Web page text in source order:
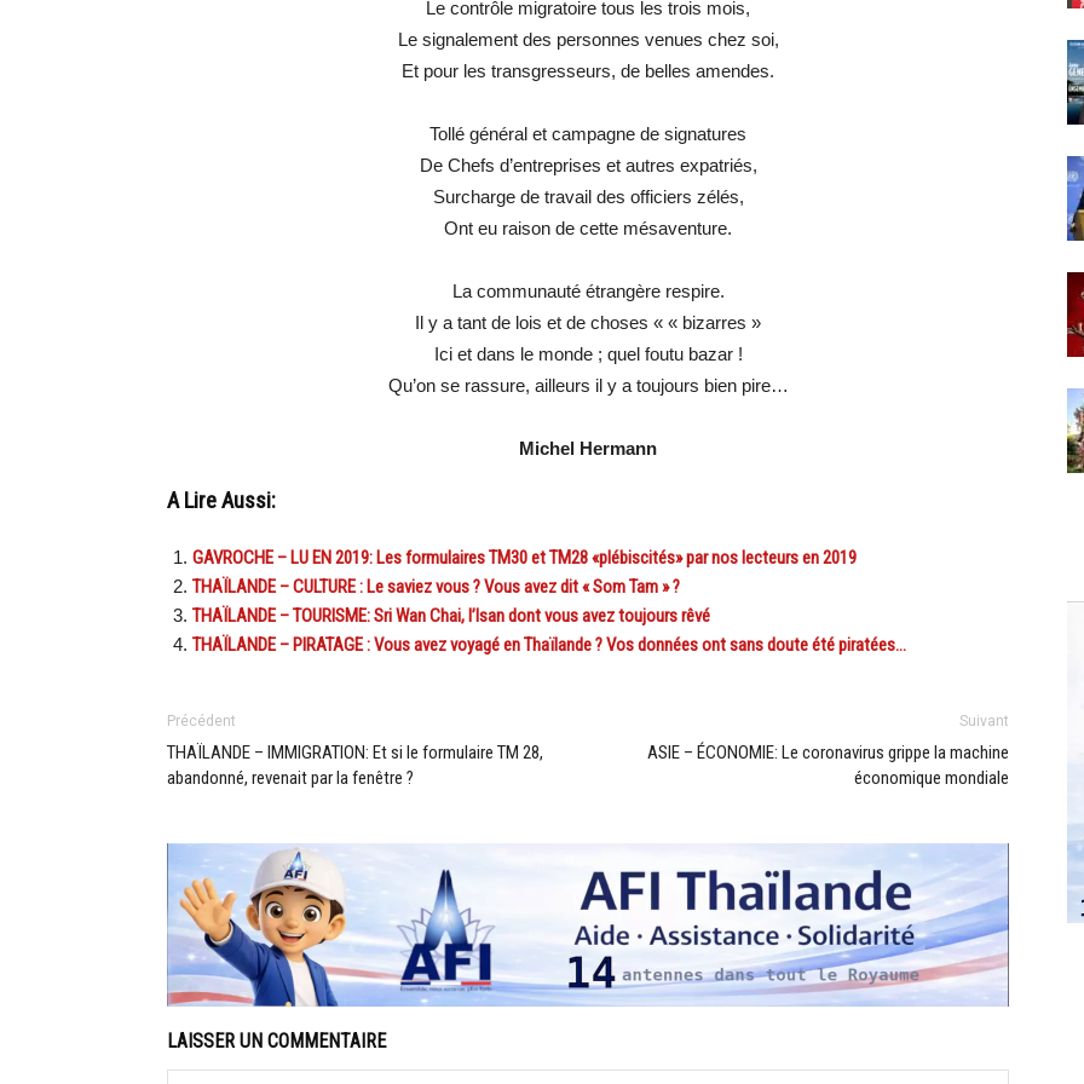
Le contrôle migratoire tous les trois mois,
Le signalement des personnes venues chez soi,
Et pour les transgresseurs, de belles amendes.
Tollé général et campagne de signatures
De Chefs d’entreprises et autres expatriés,
Surcharge de travail des officiers zélés,
Ont eu raison de cette mésaventure.
La communauté étrangère respire.
Il y a tant de lois et de choses « « bizarres »
Ici et dans le monde ; quel foutu bazar !
Qu’on se rassure, ailleurs il y a toujours bien pire…
Michel Hermann
A Lire Aussi:
GAVROCHE – LU EN 2019: Les formulaires TM30 et TM28 «plébiscités» par nos lecteurs en 2019
THAÏLANDE – CULTURE : Le saviez vous ? Vous avez dit « Som Tam » ?
THAÏLANDE – TOURISME: Sri Wan Chai, l’Isan dont vous avez toujours rêvé
THAÏLANDE – PIRATAGE : Vous avez voyagé en Thaïlande ? Vos données ont sans doute été piratées…
Précédent
THAÏLANDE – IMMIGRATION: Et si le formulaire TM 28,
abandonné, revenait par la fenêtre ?
Suivant
ASIE – ÉCONOMIE: Le coronavirus grippe la machine
économique mondiale
LAISSER UN COMMENTAIRE